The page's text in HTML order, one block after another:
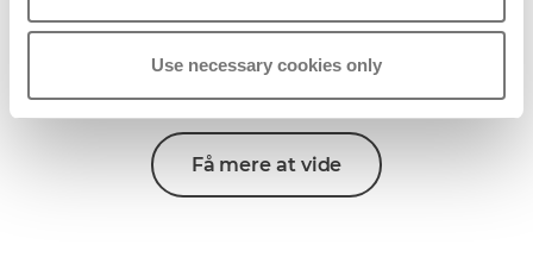
Use necessary cookies only
Professionel & finansiel
Forvandl rapporter og forslag til interaktive, sporbare
Få mere at vide